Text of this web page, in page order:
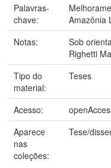
Palavras-
chave:
Amazônia
Notas:
Sob
Righetti
Tipo do
material:
Teses
Acesso:
Aparece
nas
coleções:
Tese/